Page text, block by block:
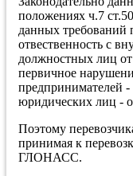
положениях ч.7
данных требований
отвественность с
должностных лиц от
первичное
предпринимателей -
юридических лиц -
Поэтому
принимая к
ГЛОНАСС.